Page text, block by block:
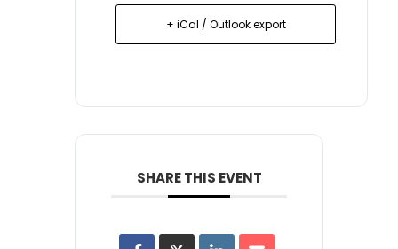
+ iCal / Outlook export
SHARE THIS EVENT